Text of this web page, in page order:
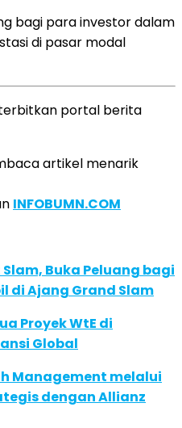
bagi para investor dalam
di pasar modal
portal berita
artikel menarik
INFOBUMN.COM
Slam, Buka Peluang bagi
di Ajang Grand Slam
Proyek WtE di
Global
Management melalui
dengan Allianz